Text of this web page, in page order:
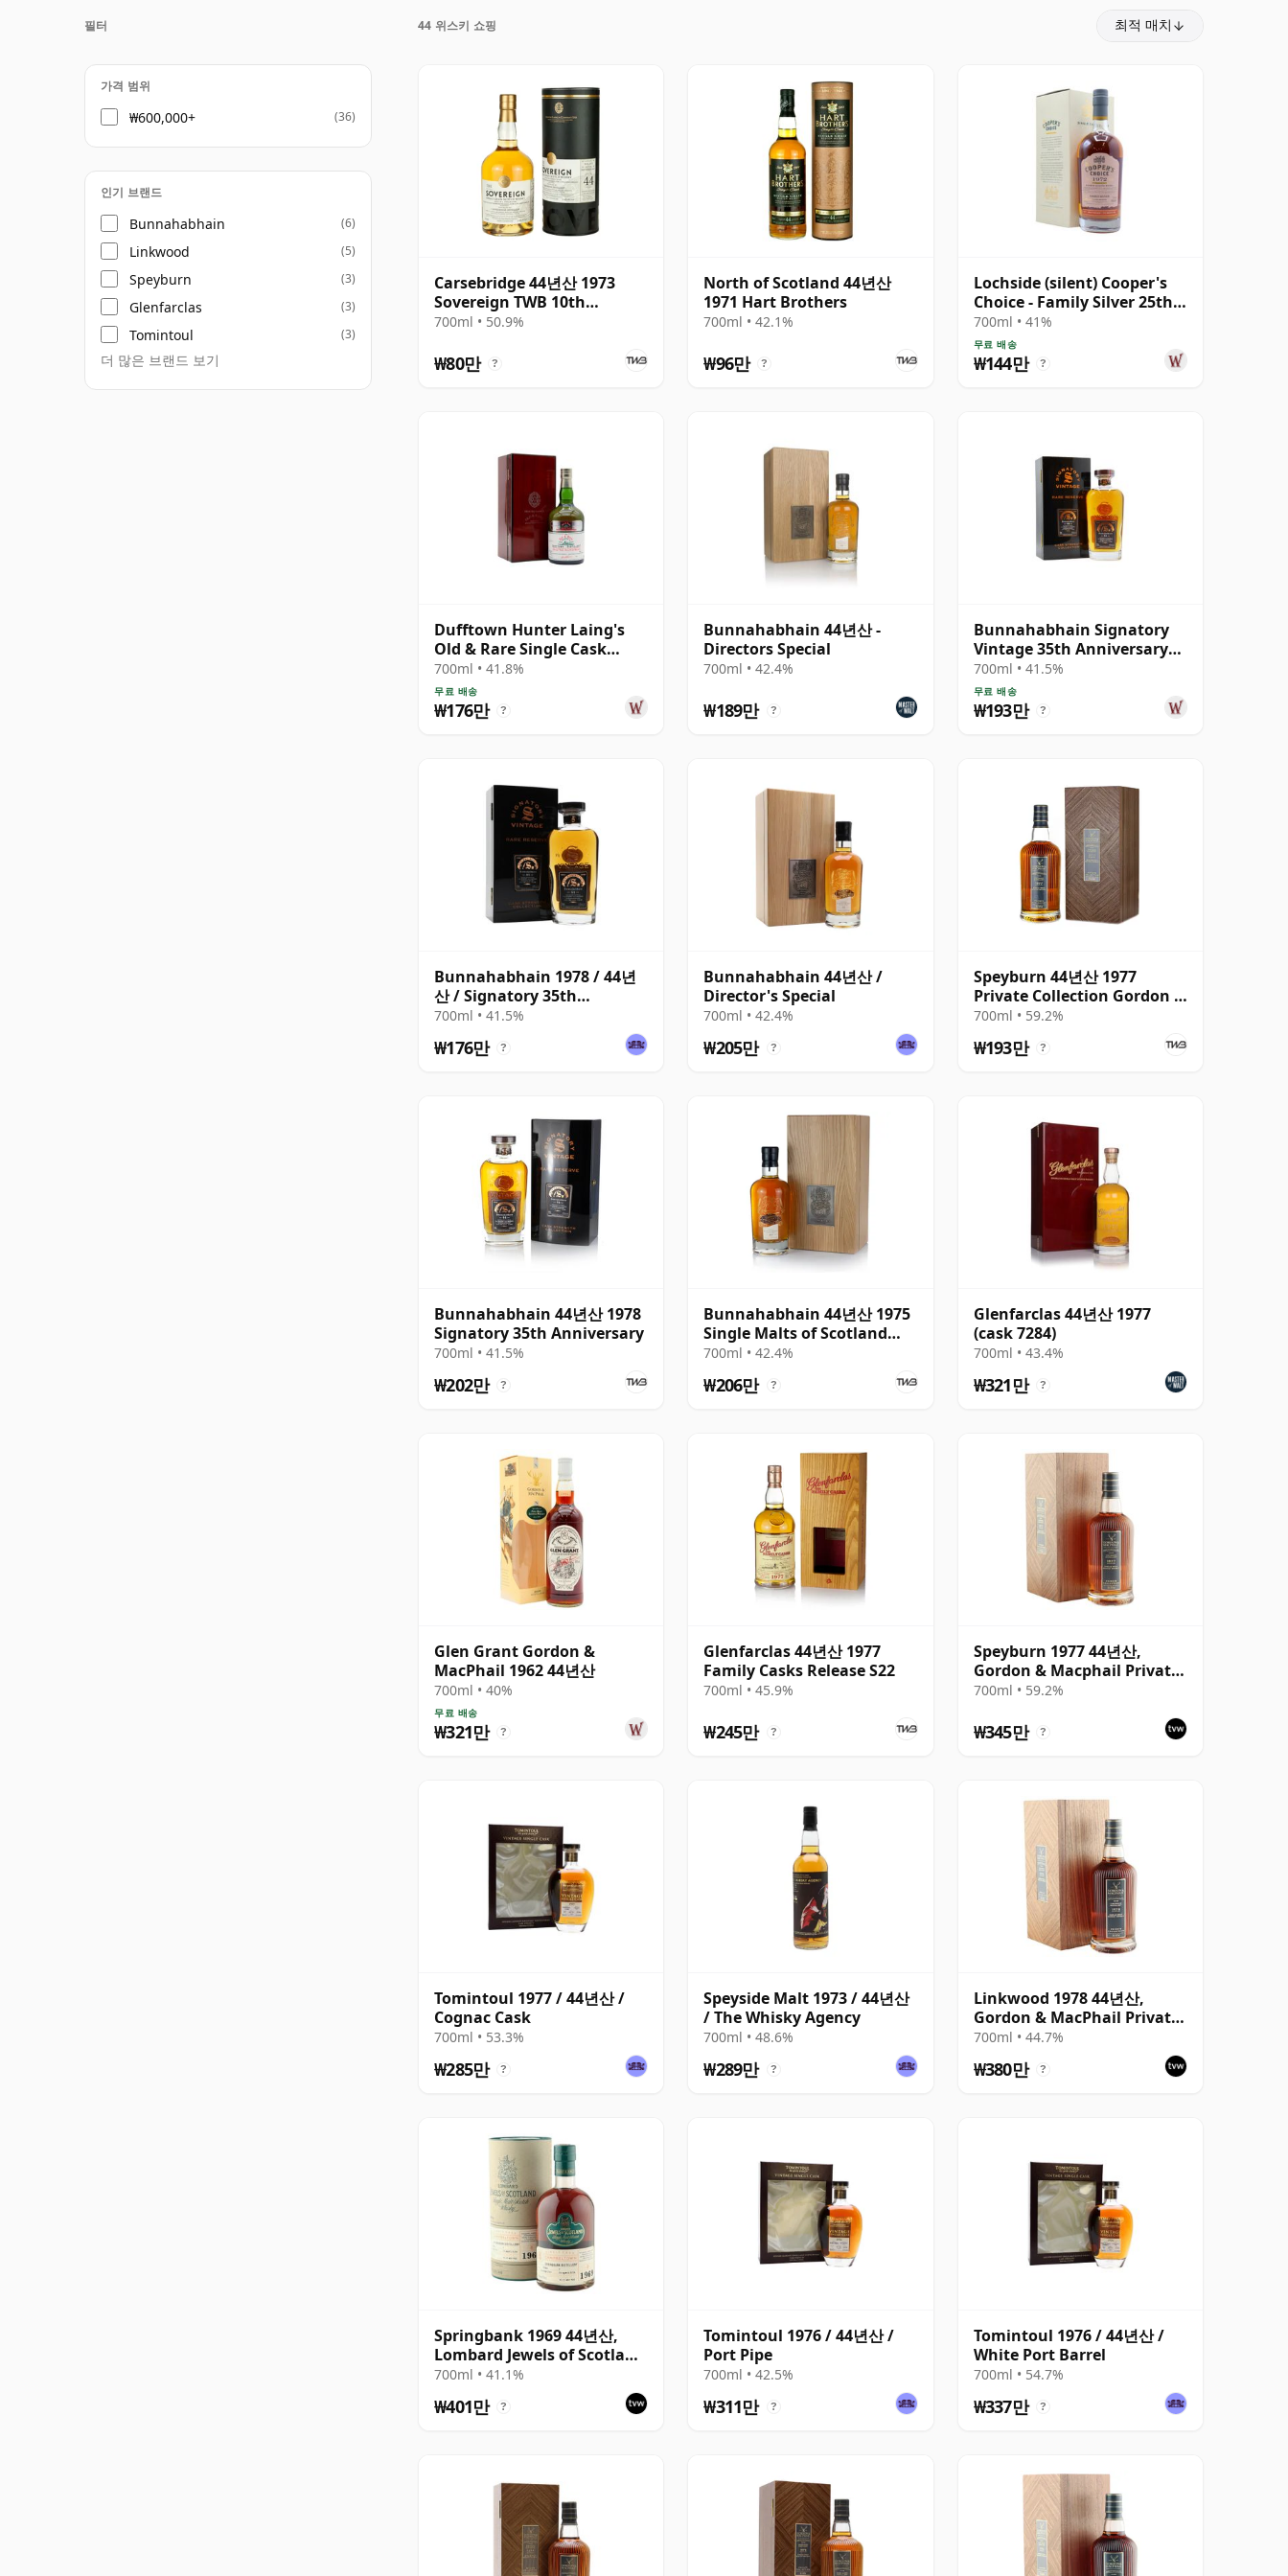
숙성 위스키는 시간이 멈춘 상태로, 언제나 44년 숙성으로 남습니다.
44 위스키 쇼핑 최적 매치
Carsebridge 44년산 1973
Sovereign TWB 10th
Anniversary
700ml • 50.9%
₩80만 ?
North of Scotland 44년산
1971 Hart Brothers
700ml • 42.1%
₩96만 ?
Lochside (silent) Cooper's
Choice - Family Silver 25th
Anniversary 1972 44년산
700ml • 41%
무료 배송
₩144만 ?
Dufftown Hunter Laing's
Old & Rare Single Cask
Single Malt 1975 44년산
700ml • 41.8%
무료 배송
₩176만 ?
Bunnahabhain 44년산 -
Directors Special
700ml • 42.4%
₩189만 ?
Bunnahabhain Signatory
Vintage 35th Anniversary
Single Cask #76 1978 44년산
700ml • 41.5%
무료 배송
₩193만 ?
Bunnahabhain 1978 / 44년
산 / Signatory 35th
Anniversary
700ml • 41.5%
₩176만 ?
Bunnahabhain 44년산 /
Director's Special
700ml • 42.4%
₩205만 ?
Speyburn 44년산 1977
Private Collection Gordon &
MacPhail
700ml • 59.2%
₩193만 ?
Bunnahabhain 44년산 1978
Signatory 35th Anniversary
700ml • 41.5%
₩202만 ?
Bunnahabhain 44년산 1975
Single Malts of Scotland
Director's Special
700ml • 42.4%
₩206만 ?
Glenfarclas 44년산 1977
(cask 7284)
700ml • 43.4%
₩321만 ?
Glen Grant Gordon &
MacPhail 1962 44년산
700ml • 40%
무료 배송
₩321만 ?
Glenfarclas 44년산 1977
Family Casks Release S22
700ml • 45.9%
₩245만 ?
Speyburn 1977 44년산,
Gordon & Macphail Private
Collection - Cask 6045101
700ml • 59.2%
₩345만 ?
Tomintoul 1977 / 44년산 /
Cognac Cask
700ml • 53.3%
₩285만 ?
Speyside Malt 1973 / 44년산
/ The Whisky Agency
700ml • 48.6%
₩289만 ?
Linkwood 1978 44년산,
Gordon & MacPhail Private
Collection - Cask 10690
700ml • 44.7%
₩380만 ?
Springbank 1969 44년산,
Lombard Jewels of Scotland
2014 Bottling with Tube
700ml • 41.1%
₩401만 ?
Tomintoul 1976 / 44년산 /
Port Pipe
700ml • 42.5%
₩311만 ?
Tomintoul 1976 / 44년산 /
White Port Barrel
700ml • 54.7%
₩337만 ?
필터
가격 범위
₩600,000+ (36)
인기 브랜드
Bunnahabhain (6)
Linkwood (5)
Speyburn (3)
Glenfarclas (3)
Tomintoul (3)
더 많은 브랜드 보기